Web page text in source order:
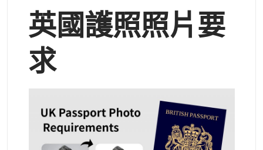
視頻效果
AI親吻生成器
AI圖像
文字轉圖片
Seedream 5.0 專業版 Nano Banana Pro Seedream 4.5
納米香蕉
相片編輯與創作工具
照片增強器
英國護照照片要
求